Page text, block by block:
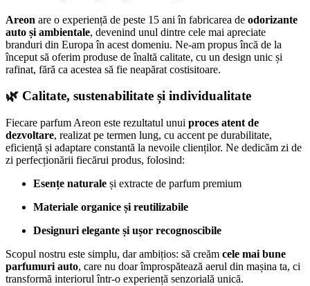
Areon are o experiență de peste 15 ani în fabricarea de odorizante
auto și ambientale, devenind unul dintre cele mai apreciate
branduri din Europa în acest domeniu. Ne-am propus încă de la
început să oferim produse de înaltă calitate, cu un design unic și
rafinat, fără ca acestea să fie neapărat costisitoare.
🌿 Calitate, sustenabilitate și individualitate
Fiecare parfum Areon este rezultatul unui proces atent de
dezvoltare, realizat pe termen lung, cu accent pe durabilitate,
eficiență și adaptare constantă la nevoile clienților. Ne dedicăm zi de
zi perfecționării fiecărui produs, folosind:
Esențe naturale și extracte de parfum premium
Materiale organice și reutilizabile
Designuri elegante și ușor recognoscibile
Scopul nostru este simplu, dar ambițios: să creăm cele mai bune
parfumuri auto, care nu doar împrospătează aerul din mașina ta, ci
transformă interiorul într-o experiență senzorială unică.